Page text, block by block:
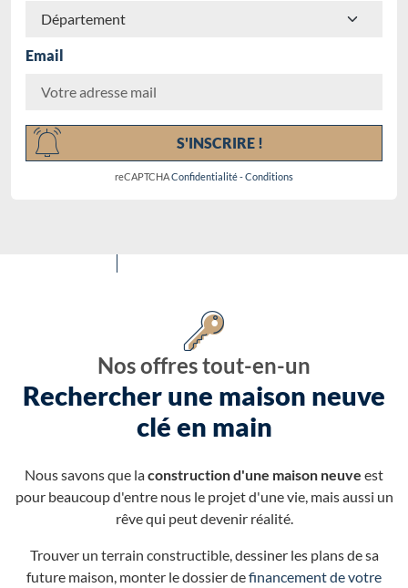
Email
S'INSCRIRE !
reCAPTCHAConfidentialité-Conditions
Nos offres tout-en-un
Rechercher une maison neuve
clé en main
Nous savons que laconstruction d'une maison neuve est
pour beaucoup d'entre nous le projet d'une vie, mais aussi un
rêve qui peut devenir réalité.
Trouver un terrain constructible, dessiner les plans de sa
future maison, monter le dossier definancement de votre